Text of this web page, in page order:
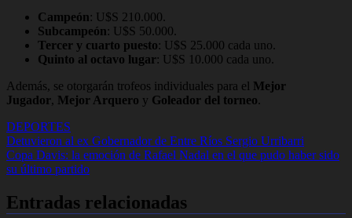
Campeón: U$S 210.000.
Subcampeón: U$S 50.000.
Tercer y cuarto puesto: U$S 25.000 cada uno.
Quinto al octavo lugar: U$S 10.000 cada uno.
Además, se otorgarán trofeos individuales para el Mejor
Jugador, Mejor Arquero y Goleador del torneo.
DEPORTES
Navegación
de
Detuvieron al ex Gobernador de Entre Ríos Sergio Urribarri
Copa Davis: la emoción de Rafael Nadal en el que pudo haber sido
su último partido
Entradas relacionadas